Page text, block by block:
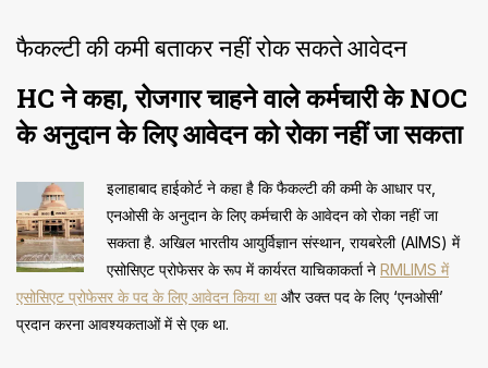
फैकल्टी की कमी बताकर नहीं रोक सकते आवेदन
HC ने कहा, रोजगार चाहने वाले कर्मचारी के NOC
के अनुदान के लिए आवेदन को रोका नहीं जा सकता
इलाहाबाद हाईकोर्ट ने कहा है कि फैकल्टी की कमी के आधार पर,
एनओसी के अनुदान के लिए कर्मचारी के आवेदन को रोका नहीं जा
सकता है. अखिल भारतीय आयुर्विज्ञान संस्थान, रायबरेली (AIMS) में
एसोसिएट प्रोफेसर के रूप में कार्यरत याचिकाकर्ता ने RMLIMS में
एसोसिएट प्रोफेसर के पद के लिए आवेदन किया था और उक्त पद के लिए ‘एनओसी’
प्रदान करना आवश्यकताओं में से एक था.